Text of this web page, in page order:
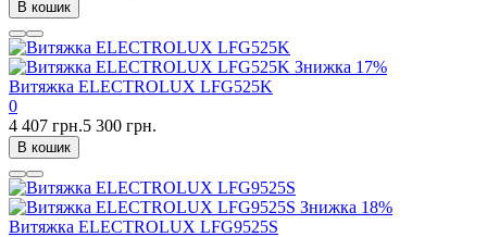
В кошик
Знижка 17%
Витяжка ELECTROLUX LFG525K
0
4 407 грн.5 300 грн.
В кошик
Знижка 18%
Витяжка ELECTROLUX LFG9525S